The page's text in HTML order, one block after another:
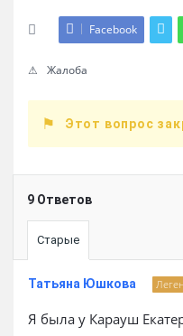
Facebook
Жалоба
Этот вопрос
9 Ответов
Старые
Татьяна Юшкова
Я была у Карауш